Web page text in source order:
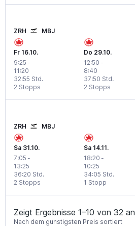
ZRH MBJ
Fr 16.10.
9:25 -
11:20
2 Stopps
32:55 Std.
Do 29.10.
12:50 -
8:40
2 Stopps
37:50 Std.
ZRH MBJ
Sa 31.10.
7:05 -
13:25
2 Stopps
36:20 Std.
Sa 14.11.
18:20 -
10:25
1 Stopp
34:05 Std.
Zeigt Ergebnisse 1–10 von 32 an
Nach dem günstigsten Preis sortiert